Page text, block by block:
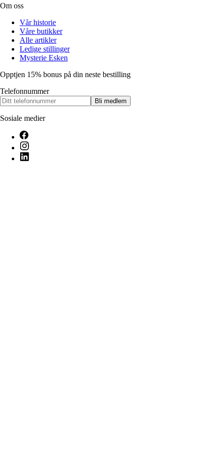
Om oss
Vår historie
Våre butikker
Alle artikler
Ledige stillinger
Mysterie Esken
Opptjen 15% bonus på din neste bestilling
Telefonnummer
Bli medlem
Sosiale medier